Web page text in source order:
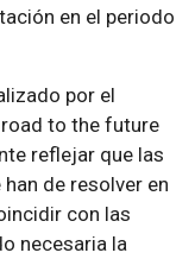
en el periodo
por el
to the future
reflejar que las
de resolver en
con las
necesaria la